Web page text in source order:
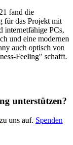
fand die
für das Projekt mit
internetfähige PCs,
und eine modernen
auch optisch von
Feeling" schafft.
unterstützen?
zu uns auf. Spenden